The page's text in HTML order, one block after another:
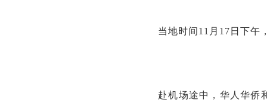
当地时间11月17日下午
赴机场途中，华人华侨